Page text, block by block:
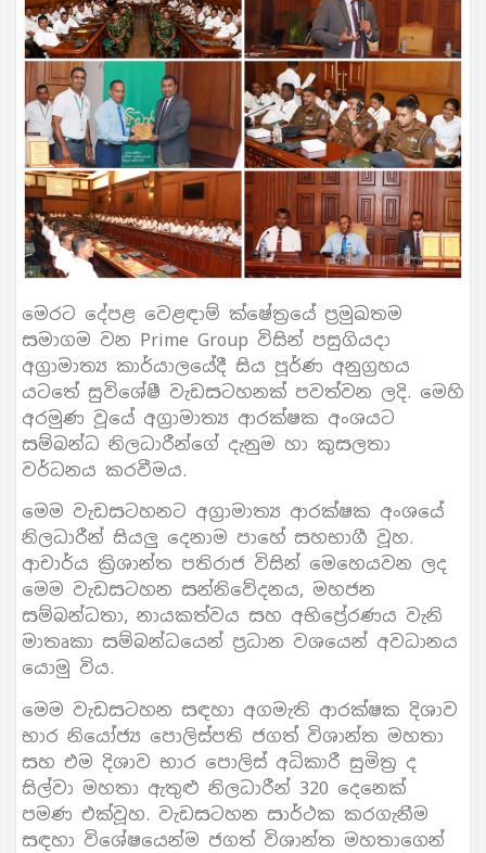
මෙරට දේපළ වෙළඳාම් ක්ෂේත්‍රයේ ප්‍රමුඛතම
සමාගම වන Prime Group විසින් පසුගියදා
අග්‍රාමාත්‍ය කාර්යාලයේදී සිය පූර්ණ අනුග්‍රහය
යටතේ සුවිශේෂී වැඩසටහනක් පවත්වන ලදි. මෙහි
අරමුණ වූයේ අග්‍රාමාත්‍ය ආරක්ෂක අංශයට
සම්බන්ධ නිලධාරීන්ගේ දැනුම හා කුසලතා
වර්ධනය කරවීමය.
මෙම වැඩසටහනට අග්‍රාමාත්‍ය ආරක්ෂක අංශයේ
නිලධාරීන් සියලු දෙනාම පාහේ සහභාගී වූහ.
ආචාර්ය ක්‍රිශාන්ත පතිරාජ විසින් මෙහෙයවන ලද
මෙම වැඩසටහන සන්නිවේදනය, මහජන
සම්බන්ධතා, නායකත්වය සහ අභිප්‍රේරණය වැනි
මාතෘකා සම්බන්ධයෙන් ප්‍රධාන වශයෙන් අවධානය
යොමු විය.
මෙම වැඩසටහන සඳහා අගමැති ආරක්ෂක දිශාව
භාර නියෝජ්‍ය පොලිස්පති ජගත් විශාන්ත මහතා
සහ එම දිශාව භාර පොලිස් අධිකාරී සුමිත්‍ර ද
සිල්වා මහතා ඇතුළු නිලධාරීන් 320 දෙනෙක්
පමණ එක්වූහ. වැඩසටහන සාර්ථක කරගැනීම
සඳහා විශේෂයෙන්ම ජගත් විශාන්ත මහතාගෙන්